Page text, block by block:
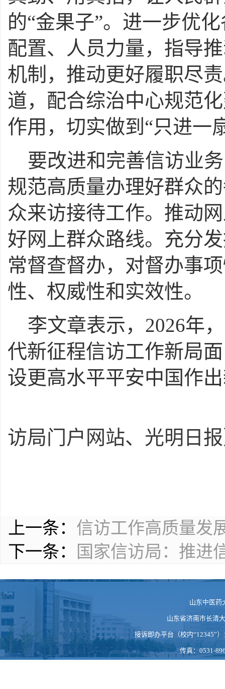
的“金果子”。进一步优
配置、人员力量，指导
机制，推动更好履职尽
道，配合综治中心规范
作用，切实做到“只进一
要改进和完善信访业
规范高质量办理好群众
众来访接待工作。推动
好网上群众路线。充分
常督查督办，对督办事
性、权威性和实效性。
李文章表示，2026年
代新征程信访工作新局
设更高水平平安中国作
访局门户网站、光明日
上一条： 信访工作高质量发
下一条：
国家信访局：推进
山东中医药
山东省济南市长清
接诉即办平台（校内“12345”
传真：0531-